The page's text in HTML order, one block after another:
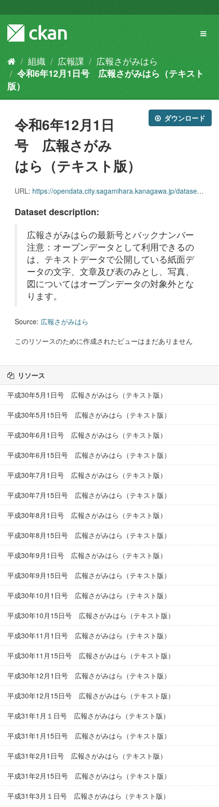
キ
組織 広報課
広報さがみはら
令和6年12月1日号 広報さがみはら（テキスト
版）
ダウンロード
令和6年12月1日
号 広報さがみ
はら（テキスト版）
URL: https://opendata.city.sagamihara.kanagawa.jp/dataset/1b0c8b0d-7310-49c7-b86e-5c35ab32df26/resource/dc3fcd17-fa0b-42d9-9a1f-0965f17428d5/download/koho1201.zip
Dataset description:
広報さがみはらの最新号とバックナンバー
注意：オープンデータとして利用できるの
は、テキストデータで公開している紙面デ
ータの文字、文章及び表のみとし、写真、
図についてはオープンデータの対象外とな
ります。
Source: 広報さがみはら
このリソースのために作成されたビューはまだありません
リソース
平成30年5月1日号 広報さがみはら（テキスト版）
平成30年5月15日号 広報さがみはら（テキスト版）
平成30年6月1日号 広報さがみはら（テキスト版）
平成30年6月15日号 広報さがみはら（テキスト版）
平成30年7月1日号 広報さがみはら（テキスト版）
平成30年7月15日号 広報さがみはら（テキスト版）
平成30年8月1日号 広報さがみはら（テキスト版）
平成30年8月15日号 広報さがみはら（テキスト版）
平成30年9月1日号 広報さがみはら（テキスト版）
平成30年9月15日号 広報さがみはら（テキスト版）
平成30年10月1日号 広報さがみはら（テキスト版）
平成30年10月15日号 広報さがみはら（テキスト版）
平成30年11月1日号 広報さがみはら（テキスト版）
平成30年11月15日号 広報さがみはら（テキスト版）
平成30年12月1日号 広報さがみはら（テキスト版）
平成30年12月15日号 広報さがみはら（テキスト版）
平成31年1月１日号 広報さがみはら（テキスト版）
平成31年1月15日号 広報さがみはら（テキスト版）
平成31年2月1日号 広報さがみはら（テキスト版）
平成31年2月15日号 広報さがみはら（テキスト版）
平成31年3月１日号 広報さがみはら（テキスト版）